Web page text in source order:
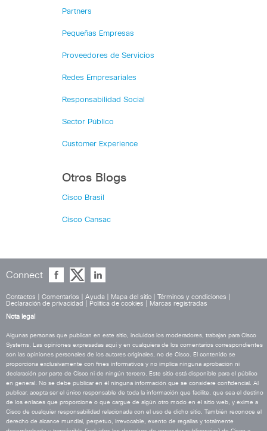
Partners
Pequeñas Empresas
Proveedores de Servicios
Redes Empresariales
Responsabilidad Social
Sector Público
Customer Experience
Otros Blogs
Cisco Brasil
Cisco Cansac
Connect
Contactos Comentarios Ayuda Mapa del sitio Términos y condiciones
Declaración de privacidad
Política de cookies
Marcas registradas
Nota legal
Algunas personas que publican en este sitio, incluidos los moderadores, trabajan para Cisco
Systems. Las opiniones expresadas aquí y en cualquiera de los comentarios correspondientes
son las opiniones personales de los autores originales, no de Cisco. El contenido se
proporciona exclusivamente con fines informativos y no implica ninguna aprobación ni
declaración por parte de Cisco ni de ningún tercero. Este sitio está disponible para el público
en general. No se debe publicar en él ninguna información que se considere confidencial. Al
publicar, acepta ser el único responsable de toda la información que facilite, que sea el destino
de los enlaces que proporcione o que cargue de algún otro modo en el sitio web, y exime a
Cisco de cualquier responsabilidad relacionada con el uso de dicho sitio. También reconoce el
derecho de alcance mundial, perpetuo, irrevocable, exento de regalías y totalmente